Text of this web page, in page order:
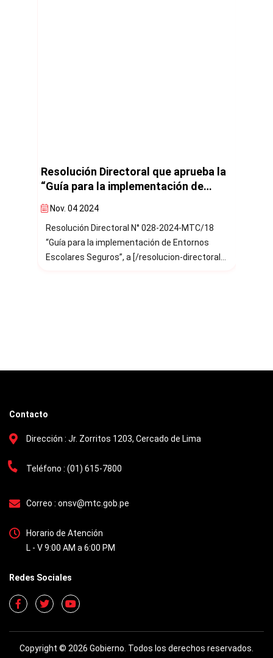
aprueba la
Protocolo Nacional de Gestión y
Monitoreo de Información ante
Feb. 12 2024
Decreto Supremo N° 002-2024-MTC Decreto
Supremo que aprueba, como anexo, al
"Protocolo Nacional de Gestión y Monitoreo de
Contacto
Dirección : Jr. Zorritos 1203, Cercado de Lima
Teléfono : (01) 615-7800
Correo : onsv@mtc.gob.pe
Horario de Atención
L - V 9:00 AM a 6:00 PM
Redes Sociales
Copyright © 2026 Gobierno. Todos los derechos reservados.